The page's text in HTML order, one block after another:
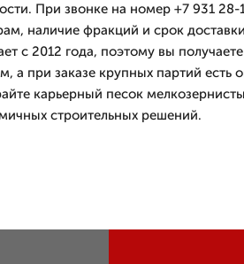
При звонке на номер +7 931
наличие фракций и срок
с 2012 года, поэтому вы
а при заказе крупных партий есть
карьерный песок
строительных решений.